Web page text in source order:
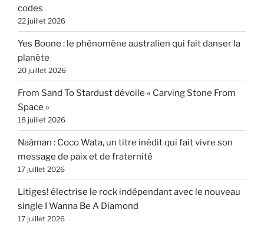
codes
22 juillet 2026
Yes Boone : le phénomène australien qui fait danser la
planète
20 juillet 2026
From Sand To Stardust dévoile « Carving Stone From
Space »
18 juillet 2026
Naâman : Coco Wata, un titre inédit qui fait vivre son
message de paix et de fraternité
17 juillet 2026
Litiges! électrise le rock indépendant avec le nouveau
single I Wanna Be A Diamond
17 juillet 2026